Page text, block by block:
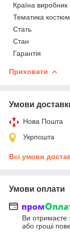
Країна виробник
Тематика
Стать
Стан
Гарантія
Приховати
Умови
Нова Пошта
Укрпошта
Всі умови
Умови оплати
Ви отримаєте
або гроші